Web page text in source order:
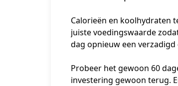
Calorieën en koolhydraten
juiste voedingswaarde
dag opnieuw een verzadigd
Probeer het gewoon 60
investering gewoon terug.